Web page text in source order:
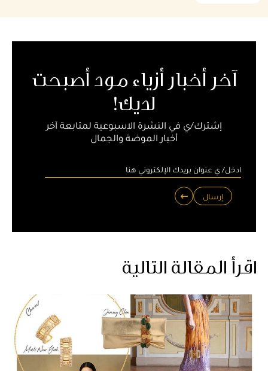
آخر أخبار أزياء مود أصبحت
لديك!
إشترك/ي في النشرة الاسبوعية لمتابعة آخر
أخبار الموضة والجمال
إرسال
اقرأ المقالة التالية